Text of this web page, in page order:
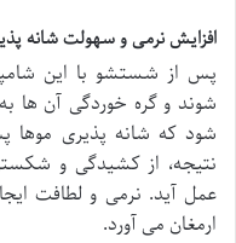
افزایش نرمی و سهولت شانه
پس از شستشو با این
شوند و گره خوردگی آن ها
شود که شانه پذیری موها
نتیجه، از کشیدگی و
عمل آید. نرمی و لطافت
ارمغان می آورد.